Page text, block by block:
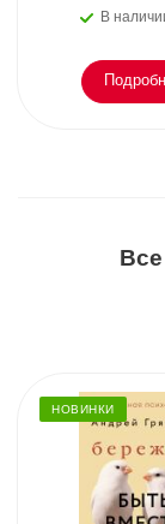
В
НОВИНКИ